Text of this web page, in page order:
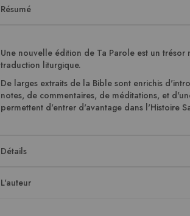
Résumé
Une nouvelle édition de Ta Parole est un
traduction liturgique.
De larges extraits de la Bible sont enrichis
notes, de commentaires, de méditations, et
permettent d'entrer d'avantage dans l'Histoire
Détails
L'auteur